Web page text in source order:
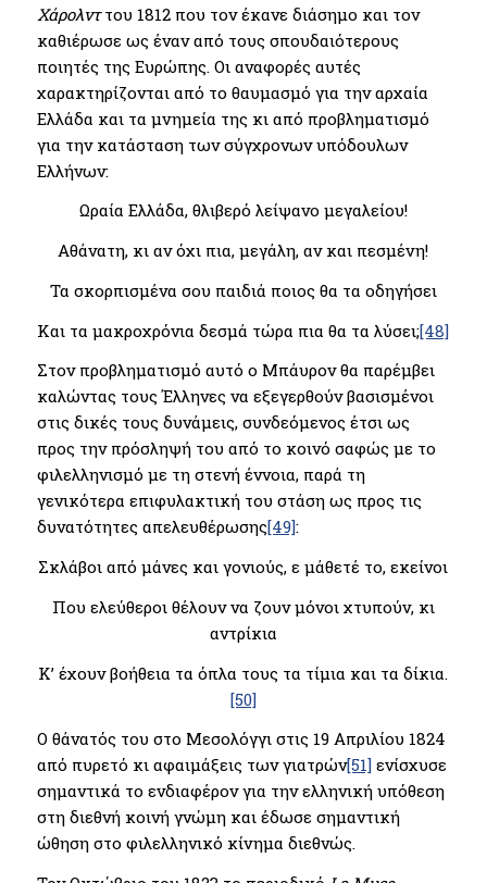
Χάρολνττου 1812 που τον έκανε διάσημο και τον
καθιέρωσε ως έναν από τους σπουδαιότερους
ποιητές της Ευρώπης. Οι αναφορές αυτές
χαρακτηρίζονται από το θαυμασμό για την αρχαία
Ελλάδα και τα μνημεία της κι από προβληματισμό
για την κατάσταση των σύγχρονων υπόδουλων
Ελλήνων:
Ωραία Ελλάδα, θλιβερό λείψανο μεγαλείου!
Αθάνατη, κι αν όχι πια, μεγάλη, αν και πεσμένη!
Τα σκορπισμένα σου παιδιά ποιος θα τα οδηγήσει
Και τα μακροχρόνια δεσμά τώρα πια θα τα λύσει;[48]
Στον προβληματισμό αυτό ο Μπάυρον θα παρέμβει
καλώντας τους Έλληνες να εξεγερθούν βασισμένοι
στις δικές τους δυνάμεις, συνδεόμενος έτσι ως
προς την πρόσληψή του από το κοινό σαφώς με το
φιλελληνισμό με τη στενή έννοια, παρά τη
γενικότερα επιφυλακτική του στάση ως προς τις
δυνατότητες απελευθέρωσης[49]:
Σκλάβοι από μάνες και γονιούς, ε μάθετέ το, εκείνοι
Που ελεύθεροι θέλουν να ζουν μόνοι χτυπούν, κι
αντρίκια
Κ’ έχουν βοήθεια τα όπλα τους τα τίμια και τα δίκια.
[50]
Ο θάνατός του στο Μεσολόγγι στις 19 Απριλίου 1824
από πυρετό κι αφαιμάξεις των γιατρών[51]ενίσχυσε
σημαντικά το ενδιαφέρον για την ελληνική υπόθεση
στη διεθνή κοινή γνώμη και έδωσε σημαντική
ώθηση στο φιλελληνικό κίνημα διεθνώς.